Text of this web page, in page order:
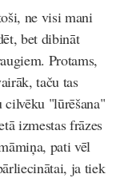
ne visi mani
bet dibināt
Protams,
taču tas
"lūrēšana"
izmestas frāzes
pati vēl
ja tiek